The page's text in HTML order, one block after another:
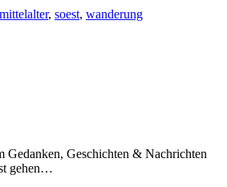
mittelalter, soest, wanderung
Gedanken, Geschichten & Nachrichten
gehen…